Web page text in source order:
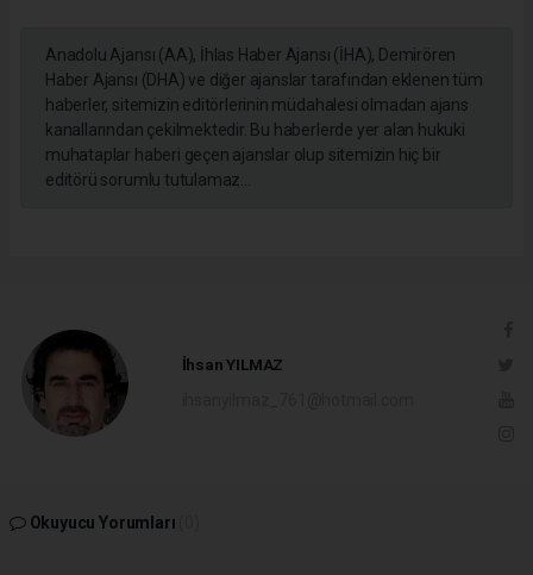
Anadolu Ajansı (AA), İhlas Haber Ajansı (İHA), Demirören
Haber Ajansı (DHA) ve diğer ajanslar tarafından eklenen tüm
haberler, sitemizin editörlerinin müdahalesi olmadan ajans
kanallarından çekilmektedir. Bu haberlerde yer alan hukuki
muhataplar haberi geçen ajanslar olup sitemizin hiç bir
editörü sorumlu tutulamaz...
İhsan YILMAZ
Okuyucu Yorumları